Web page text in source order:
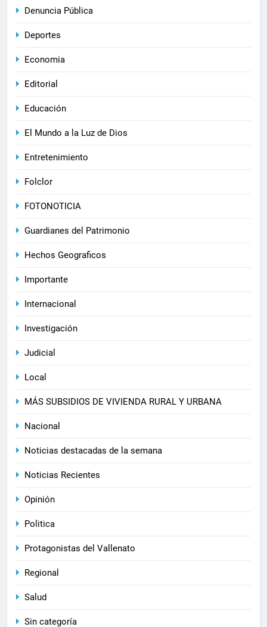
Denuncia Pública
Deportes
Economia
Editorial
Educación
El Mundo a la Luz de Dios
Entretenimiento
Folclor
FOTONOTICIA
Guardianes del Patrimonio
Hechos Geograficos
Importante
Internacional
Investigación
Judicial
Local
MÁS SUBSIDIOS DE VIVIENDA RURAL Y URBANA
Nacional
Noticias destacadas de la semana
Noticias Recientes
Opinión
Politica
Protagonistas del Vallenato
Regional
Salud
Sin categoría